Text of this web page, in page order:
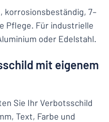
korrosionsbeständig, 7–
Pflege. Für industrielle
oder Edelstahl.
mit eigenem
Sie Ihr Verbotsschild
Text, Farbe und